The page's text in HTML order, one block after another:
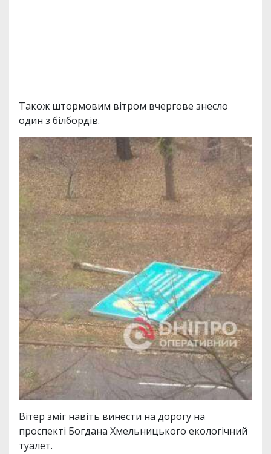
Також штормовим вітром вчергове знесло
один з білбордів.
Вітер зміг навіть винести на дорогу на
проспекті Богдана Хмельницького екологічний
туалет.